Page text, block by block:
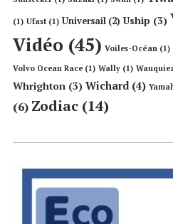
(1) Ufast(1) Universail (2) Uship (3)
Vidéo (45) Voiles-Océan (1)
Volvo Ocean Race (1) Wally (1)
Whrighton (3) Wichard(4)
(6) Zodiac (14)